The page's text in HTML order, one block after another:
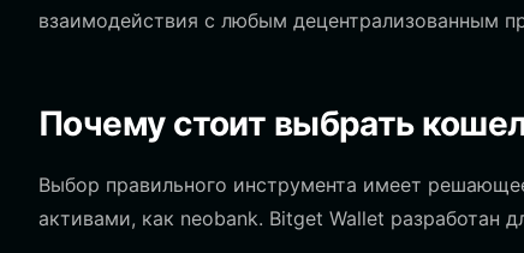
взаимодействия с любым децентрализованным
Почему стоит выбрать
Выбор правильного инструмента имеет
активами, как neobank. Bitget Wallet разработан